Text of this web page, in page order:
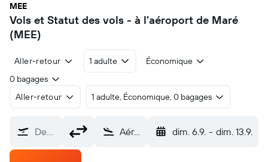
MEE
Vols et Statut des vols - à l'aéroport de Maré
(MEE)
Aller-retour 1 adulte
Économique
0 bagages
Aller-retour
1 adulte, Économique, 0 bagages
De… Aéroport de Maré (MEE) dim. 6.9. - dim. 13.9.